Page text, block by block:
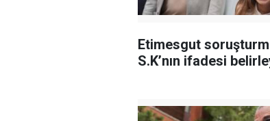
Etimesgut
S.K’nın ifadesi